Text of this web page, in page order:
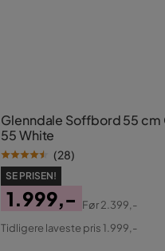
Glenndale Soffbord 55
55 White
(28)
SE PRISEN!
Pris
1.999,-
Original
Før2.399,-
Tidligere laveste pris 1.999,-